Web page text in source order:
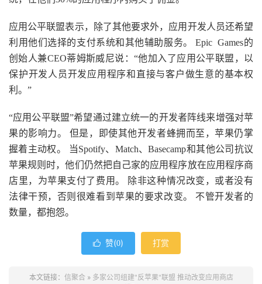
应用公平联盟表示，除了其他要求外，应用开发人员还希望
利用他们选择的支付系统和其他辅助服务。 Epic Games的
创始人兼CEO蒂姆斯威尼说：“他加入了应用公平联盟，以
保护开发人员开发应用程序和直接与客户做生意的基本权
利。”
“应用公平联盟”希望通过建立统一的开发者阵线来增强对苹
果的影响力。 但是，即使其他开发者蜂拥而至，苹果仍掌
握着主动权。 当Spotify、Match、Basecamp和其他公司抗议
苹果规则时，他们仍然把自己家的应用程序放在应用程序商
店里，为苹果支付了费用。 除非这种情况改变，或者没有
法律干预，否则很难看到苹果的要求改变。 不管开发者的
数量，都抱怨。
 赞(0) 打赏
本文链接： 信聚合» 多家公司组建"反苹果"联盟 推动改变应用商店